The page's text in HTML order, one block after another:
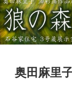
投
稿
奥田麻里